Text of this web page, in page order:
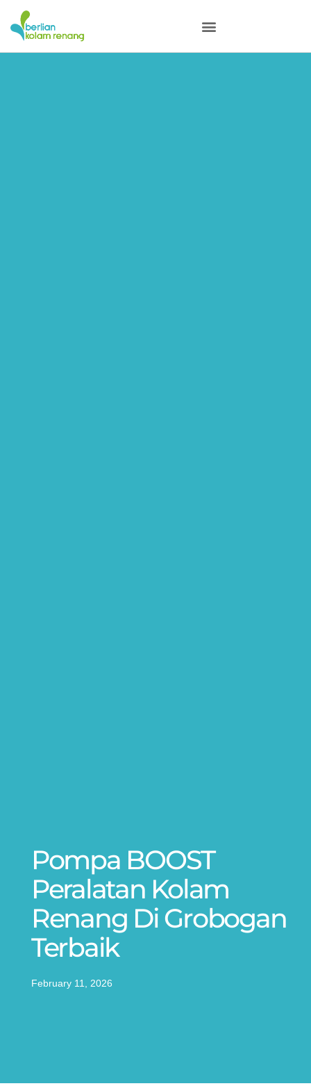
Pompa BOOST
Peralatan Kolam
Renang Di Grobogan
Terbaik
February 11, 2026